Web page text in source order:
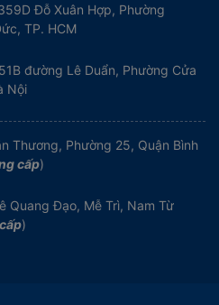
Đỗ Xuân Hợp, Phường
TP. HCM
đường Lê Duẩn, Phường Cửa
Nội
Thương, Phường 25, Quận Bình
cấp)
Quang Đạo, Mễ Trì, Nam Từ
)